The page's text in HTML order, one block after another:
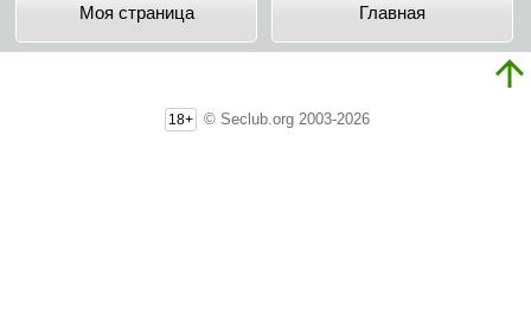
Моя страница Главная
18+ © Seclub.org 2003-2026